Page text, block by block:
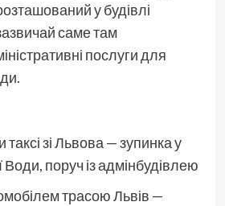
у будівлі
саме там
послуги для
зі Львова — зупинка у
Води, поруч із адмінбудівлею
трасою Львів —